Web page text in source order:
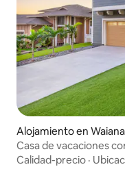
Alojamiento en
Casa de vacaciones
Calidad-precio ·